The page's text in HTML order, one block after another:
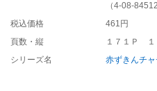
（4-08-
税込価格
461円
頁数・縦
１７１Ｐ １
シリーズ名
赤ずきんチャ